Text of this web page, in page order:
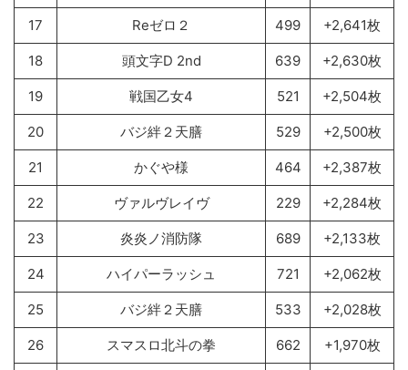
17 Reゼロ２ 499 +2,641枚
18 頭文字D 2nd 639 +2,630枚
19 戦国乙女4 521 +2,504枚
20 バジ絆２天膳 529 +2,500枚
21 かぐや様 464 +2,387枚
22 ヴァルヴレイヴ 229 +2,284枚
23 炎炎ノ消防隊 689 +2,133枚
24 ハイパーラッシュ 721 +2,062枚
25 バジ絆２天膳 533 +2,028枚
26 スマスロ北斗の拳 662 +1,970枚